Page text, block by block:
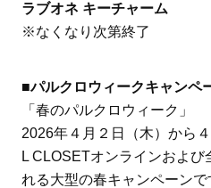
ラブオネ キーチャーム
※なくなり次第終了
■パルクロウィークキャンペ
「春のパルクロウィーク」
2026年４月２日（木）から
L CLOSETオンラインおよ
れる大型の春キャンペーン